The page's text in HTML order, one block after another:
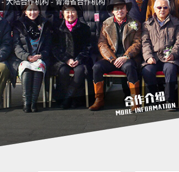
合作介绍
MORE INFORMATION